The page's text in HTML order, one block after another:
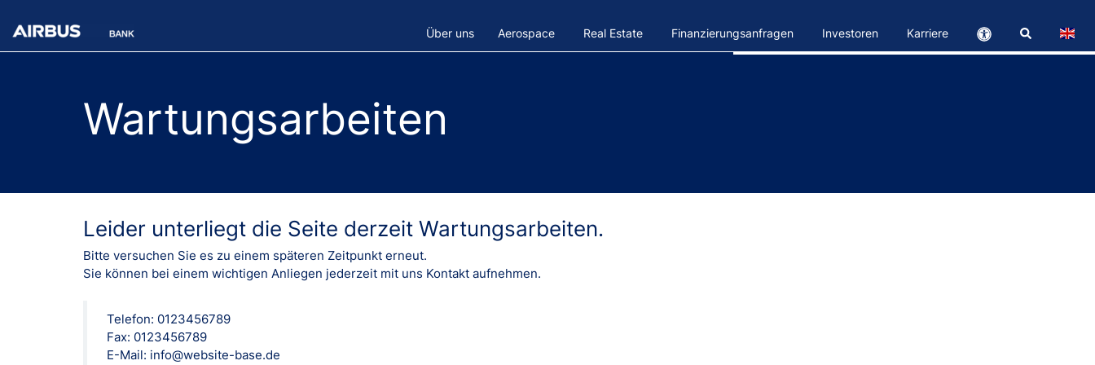
Über uns Aerospace Real Estate Finanzierungsanfragen Investoren Karriere
Wartungsarbeiten
Leider unterliegt die Seite derzeit Wartungsarbeiten.
Bitte versuchen Sie es zu einem späteren Zeitpunkt erneut.
Sie können bei einem wichtigen Anliegen jederzeit mit uns Kontakt aufnehmen.
Telefon: 0123456789
Fax: 0123456789
E-Mail: info@website-base.de